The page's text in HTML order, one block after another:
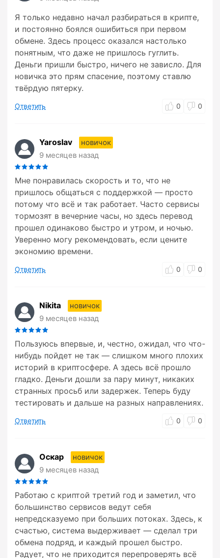
Я только недавно начал разбираться в крипте,
и постоянно боялся ошибиться при первом
обмене. Здесь процесс оказался настолько
понятным, что даже не пришлось гуглить.
Деньги пришли быстро, ничего не зависло. Для
новичка это прям спасение, поэтому ставлю
твёрдую пятерку.
Ответить 0 0
Yaroslav
новичок
9 месяцев назад
Мне понравилась скорость и то, что не
пришлось общаться с поддержкой — просто
потому что всё и так работает. Часто сервисы
тормозят в вечерние часы, но здесь перевод
прошел одинаково быстро и утром, и ночью.
Уверенно могу рекомендовать, если цените
экономию времени.
Ответить 0 0
Nikita
новичок
9 месяцев назад
Пользуюсь впервые, и, честно, ожидал, что что-
нибудь пойдет не так — слишком много плохих
историй в криптосфере. А здесь всё прошло
гладко. Деньги дошли за пару минут, никаких
странных просьб или задержек. Теперь буду
тестировать и дальше на разных направлениях.
Ответить 0 0
Оскар
новичок
9 месяцев назад
Работаю с криптой третий год и заметил, что
большинство сервисов ведут себя
непредсказуемо при больших потоках. Здесь, к
счастью, система выдерживает — сделал три
обмена подряд, и каждый прошел быстро.
Радует, что не приходится перепроверять всё